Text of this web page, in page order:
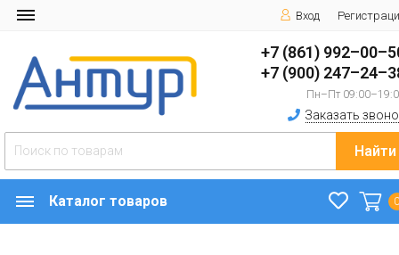
Вход
+7 (861)
+7 (900)
Пн–Пт
Заказать
Найти
Каталог товаров